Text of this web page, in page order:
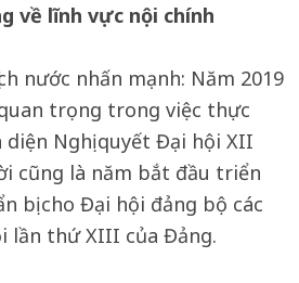
về lĩnh vực nội chính
nước nhấn mạnh: Năm 2019
trọng trong việc thực
Nghị quyết Đại hội XII
cũng là năm bắt đầu triển
bị cho Đại hội đảng bộ các
lần thứ XIII của Đảng.